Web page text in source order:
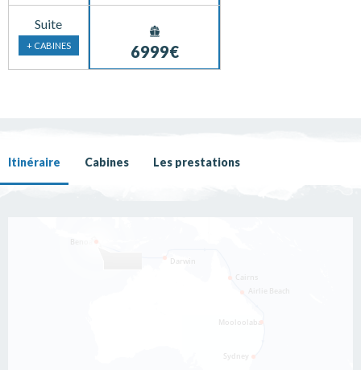
Suite
+ CABINES 6999€
Itinéraire Cabines Les prestations